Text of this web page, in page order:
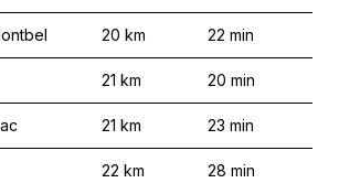
20 km 22 min
21 km 20 min
21 km 23 min
22 km 28 min